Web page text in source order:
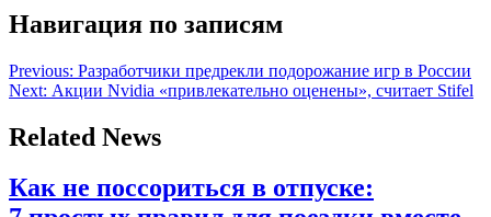
Навигация по записям
Previous: Разработчики предрекли подорожание игр в России
Next: Акции Nvidia «привлекательно оценены», считает Stifel
Related News
Как не поссориться в отпуске: